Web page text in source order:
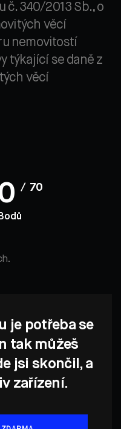
č. 340/2013 Sb., o
věcí
nemovitostí
týkající se daně z
věcí
/ 70
Bodů
je potřeba se
tak můžeš
jsi skončil, a
zařízení.